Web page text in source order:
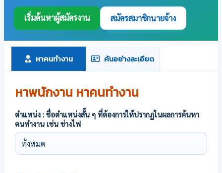
เริ่มค้นหาผู้สมัครงาน สมัครสมาชิกนายจ้าง
หาคนทำงาน ค้นอย่างละเอียด
หาพนักงาน หาคนทำงาน
ตำแหน่ง : ชื่อตำแหน่งสั้น ๆ ที่ต้องการให้ปรากฏในผลการค้นหา
คนทำงาน เช่น ช่างไฟ